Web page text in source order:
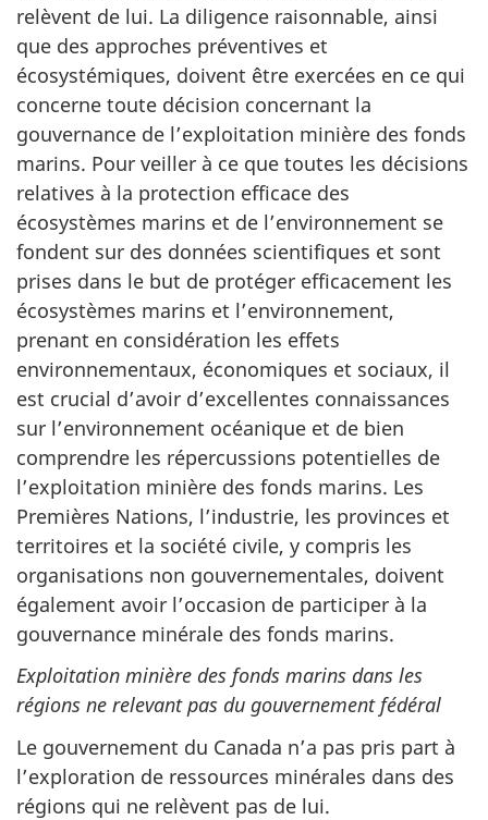
relèvent de lui. La diligence raisonnable, ainsi
que des approches préventives et
écosystémiques, doivent être exercées en ce qui
concerne toute décision concernant la
gouvernance de l’exploitation minière des fonds
marins. Pour veiller à ce que toutes les décisions
relatives à la protection efficace des
écosystèmes marins et de l’environnement se
fondent sur des données scientifiques et sont
prises dans le but de protéger efficacement les
écosystèmes marins et l’environnement,
prenant en considération les effets
environnementaux, économiques et sociaux, il
est crucial d’avoir d’excellentes connaissances
sur l’environnement océanique et de bien
comprendre les répercussions potentielles de
l’exploitation minière des fonds marins. Les
Premières Nations, l’industrie, les provinces et
territoires et la société civile, y compris les
organisations non gouvernementales, doivent
également avoir l’occasion de participer à la
gouvernance minérale des fonds marins.
Exploitation minière des fonds marins dans les
régions ne relevant pas du gouvernement fédéral
Le gouvernement du Canada n’a pas pris part à
l’exploration de ressources minérales dans des
régions qui ne relèvent pas de lui.